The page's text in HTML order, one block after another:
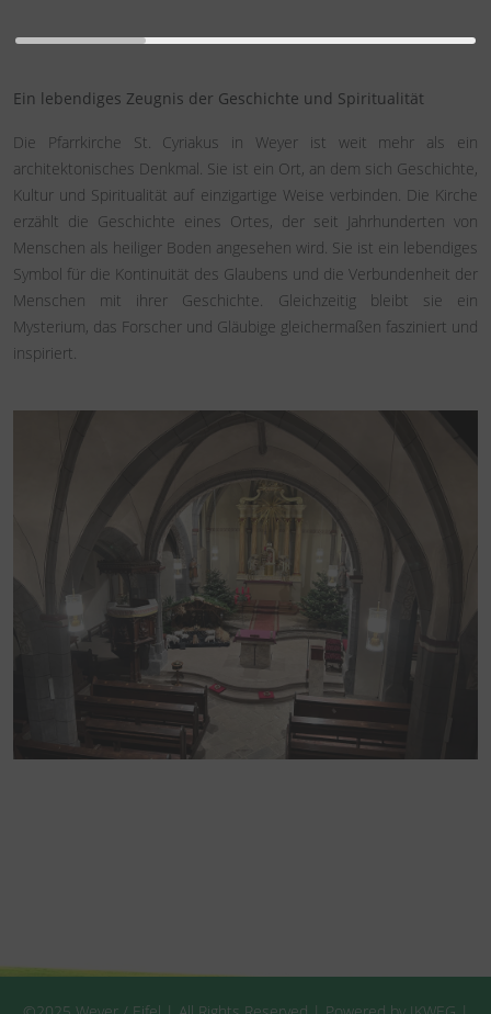
Ein lebendiges Zeugnis der Geschichte und Spiritualität
Die Pfarrkirche St. Cyriakus in Weyer ist weit mehr als ein
architektonisches Denkmal. Sie ist ein Ort, an dem sich Geschichte,
Kultur und Spiritualität auf einzigartige Weise verbinden. Die Kirche
erzählt die Geschichte eines Ortes, der seit Jahrhunderten von
Menschen als heiliger Boden angesehen wird. Sie ist ein lebendiges
Symbol für die Kontinuität des Glaubens und die Verbundenheit der
Menschen mit ihrer Geschichte. Gleichzeitig bleibt sie ein
Mysterium, das Forscher und Gläubige gleichermaßen fasziniert und
inspiriert.